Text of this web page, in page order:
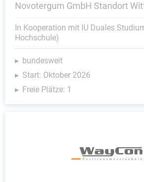
Novotergum GmbH Standort
In Kooperation mit IU Duales
Hochschule)
bundesweit
Start: Oktober 2026
Freie Plätze: 1